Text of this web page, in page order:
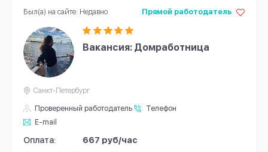
Вакансия: Домработница
Проверенный работодатель
Телефон
E-mail
Прямой работодатель
Санкт-Петербург
Оплата: 667 руб/час
Был(а) на сайте: Недавно